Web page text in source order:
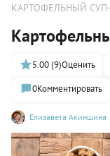
КАРТОФЕЛЬНЫЙ
Елизавета Акиншина
5.00 (9)Оценить
0Комментировать